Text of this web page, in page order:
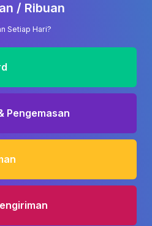
/ Ribuan
Setiap Hari?
Pengemasan